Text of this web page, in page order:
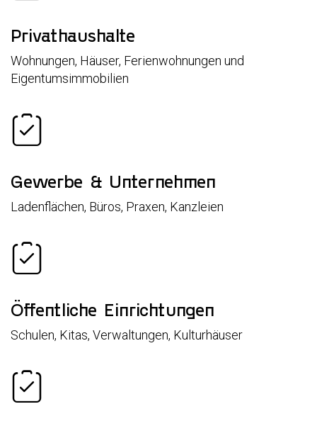
Privathaushalte
Wohnungen, Häuser, Ferienwohnungen und
Eigentumsimmobilien
Gewerbe & Unternehmen
Ladenflächen, Büros, Praxen, Kanzleien
Öffentliche Einrichtungen
Schulen, Kitas, Verwaltungen, Kulturhäuser